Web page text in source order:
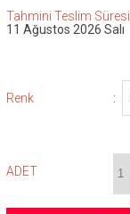
Tahmini Teslim Süresi
11 Ağustos 2026 Salı
Renk :
ADET